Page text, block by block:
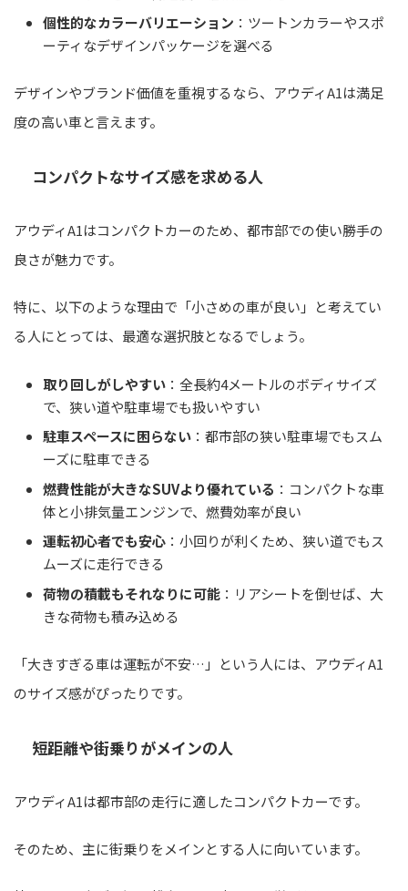
個性的なカラーバリエーション ：ツートンカラーやスポ
ーティなデザインパッケージを選べる
デザインやブランド価値を重視するなら、アウディA1は満足
度の高い車と言えます。
コンパクトなサイズ感を求める人
アウディA1はコンパクトカーのため、都市部での使い勝手の
良さが魅力です。
特に、以下のような理由で「小さめの車が良い」と考えてい
る人にとっては、最適な選択肢となるでしょう。
取り回しがしやすい ：全長約4メートルのボディサイズ
で、狭い道や駐車場でも扱いやすい
駐車スペースに困らない ：都市部の狭い駐車場でもスム
ーズに駐車できる
燃費性能が大きなSUVより優れている ：コンパクトな車
体と小排気量エンジンで、燃費効率が良い
運転初心者でも安心 ：小回りが利くため、狭い道でもス
ムーズに走行できる
荷物の積載もそれなりに可能 ：リアシートを倒せば、大
きな荷物も積み込める
「大きすぎる車は運転が不安…」という人には、アウディA1
のサイズ感がぴったりです。
短距離や街乗りがメインの人
アウディA1は都市部の走行に適したコンパクトカーです。
そのため、主に街乗りをメインとする人に向いています。